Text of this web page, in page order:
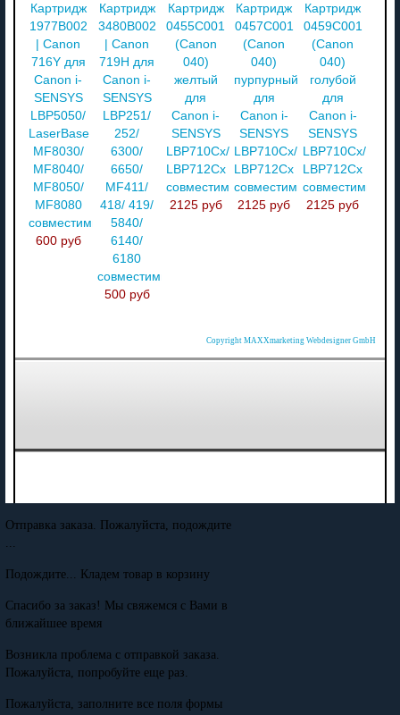
Картридж
1977B002
| Canon
716Y для
Canon i-
SENSYS
LBP5050/
LaserBase
MF8030/
MF8040/
MF8050/
MF8080
совместимый
600 руб
Картридж
3480B002
| Canon
719H для
Canon i-
SENSYS
LBP251/
252/
6300/
6650/
MF411/
418/ 419/
5840/
6140/
6180
совместимый
500 руб
Картридж
0455C001
(Canon
040)
желтый
для
Canon i-
SENSYS
LBP710Cx/
LBP712Cx
совместимый
2125 руб
Картридж
0457C001
(Canon
040)
пурпурный
для
Canon i-
SENSYS
LBP710Cx/
LBP712Cx
совместимый
2125 руб
Картридж
0459C001
(Canon
040)
голубой
для
Canon i-
SENSYS
LBP710Cx/
LBP712Cx
совместимый
2125 руб
Copyright MAXXmarketing Webdesigner GmbH
Отправка заказа. Пожалуйста, подождите
...
Подождите... Кладем товар в корзину
Спасибо за заказ! Мы свяжемся с Вами в
ближайшее время
Возникла проблема с отправкой заказа.
Пожалуйста, попробуйте еще раз.
Пожалуйста, заполните все поля формы